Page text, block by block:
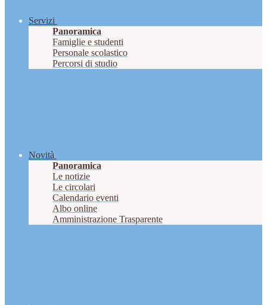
Servizi
Panoramica
Famiglie e studenti
Personale scolastico
Percorsi di studio
Novità
Panoramica
Le notizie
Le circolari
Calendario eventi
Albo online
Amministrazione Trasparente